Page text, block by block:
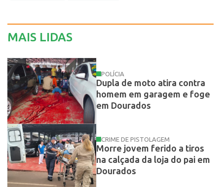
MAIS LIDAS
POLÍCIA
Dupla de moto atira contra
homem em garagem e foge
em Dourados
CRIME DE PISTOLAGEM
Morre jovem ferido a tiros
na calçada da loja do pai em
Dourados